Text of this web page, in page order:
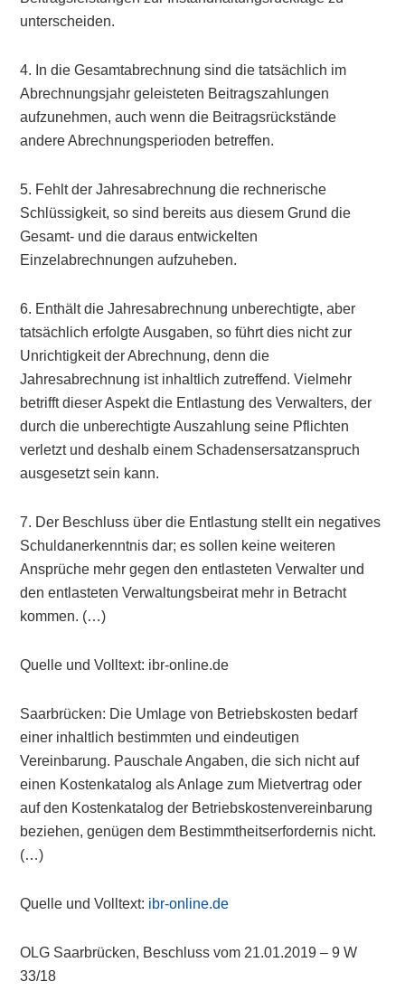
unterscheiden.
4. In die Gesamtabrechnung sind die tatsächlich im
Abrechnungsjahr geleisteten Beitragszahlungen
aufzunehmen, auch wenn die Beitragsrückstände
andere Abrechnungsperioden betreffen.
5. Fehlt der Jahresabrechnung die rechnerische
Schlüssigkeit, so sind bereits aus diesem Grund die
Gesamt- und die daraus entwickelten
Einzelabrechnungen aufzuheben.
6. Enthält die Jahresabrechnung unberechtigte, aber
tatsächlich erfolgte Ausgaben, so führt dies nicht zur
Unrichtigkeit der Abrechnung, denn die
Jahresabrechnung ist inhaltlich zutreffend. Vielmehr
betrifft dieser Aspekt die Entlastung des Verwalters, der
durch die unberechtigte Auszahlung seine Pflichten
verletzt und deshalb einem Schadensersatzanspruch
ausgesetzt sein kann.
7. Der Beschluss über die Entlastung stellt ein negatives
Schuldanerkenntnis dar; es sollen keine weiteren
Ansprüche mehr gegen den entlasteten Verwalter und
den entlasteten Verwaltungsbeirat mehr in Betracht
kommen. (…)
Quelle und Volltext: ibr-online.de
Saarbrücken: Die Umlage von Betriebskosten bedarf
einer inhaltlich bestimmten und eindeutigen
Vereinbarung. Pauschale Angaben, die sich nicht auf
einen Kostenkatalog als Anlage zum Mietvertrag oder
auf den Kostenkatalog der Betriebskostenvereinbarung
beziehen, genügen dem Bestimmtheitserfordernis nicht.
(…)
Quelle und Volltext: ibr-online.de
OLG Saarbrücken, Beschluss vom 21.01.2019 – 9 W
33/18